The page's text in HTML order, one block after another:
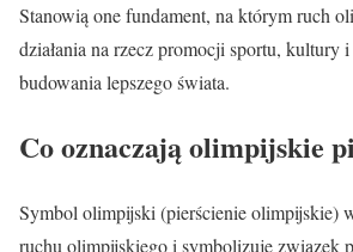
Stanowią one fundament, na którym ruch
działania na rzecz promocji sportu, kultury
budowania lepszego świata.
Co oznaczają olimpijskie
Symbol olimpijski (pierścienie olimpijskie)
ruchu olimpijskiego i symbolizuje związek